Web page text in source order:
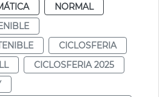
NORMAL
CICLOSFERIA
CICLOSFERIA 2025